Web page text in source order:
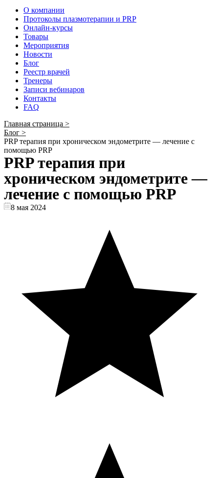
О компании
Протоколы плазмотерапии и PRP
Онлайн-курсы
Товары
Мероприятия
Новости
Блог
Реестр врачей
Тренеры
Записи вебинаров
Контакты
FAQ
Главная страница >
Блог >
PRP терапия при хроническом эндометрите — лечение с
помощью PRP
PRP терапия при
хроническом эндометрите —
лечение с помощью PRP
8 мая 2024